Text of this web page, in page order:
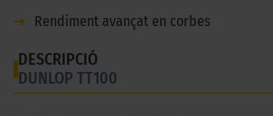
➜
Rendiment avançat en corbes
DESCRIPCIÓ
DUNLOP TT100